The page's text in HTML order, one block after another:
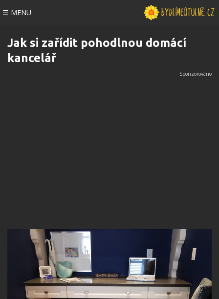
☰ MENU
Jak si zařídit pohodlnou domácí
kancelář